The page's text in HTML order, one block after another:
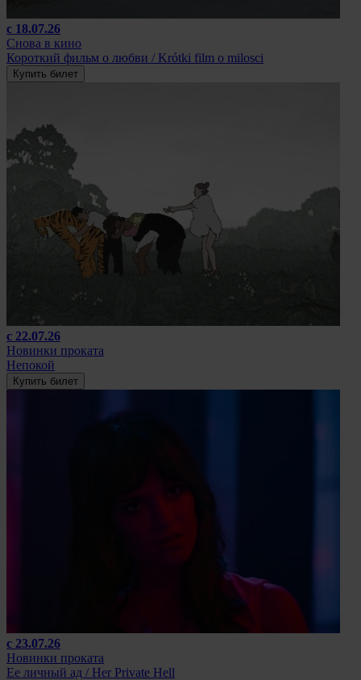
с 18.07.26
Снова в кино
Короткий фильм о любви / Krótki film o milosci
Купить билет
с 22.07.26
Новинки проката
Непокой
Купить билет
с 23.07.26
Новинки проката
Ее личный ад / Her Private Hell